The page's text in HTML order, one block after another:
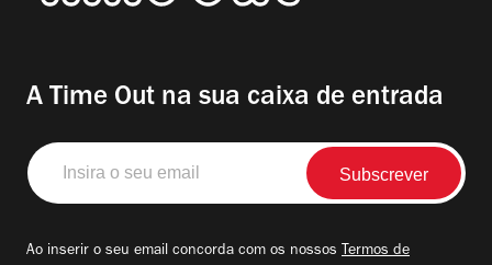
A Time Out na sua caixa de entrada
Insira
o
seu
Ao inserir o seu email concorda com os nossos Termos de